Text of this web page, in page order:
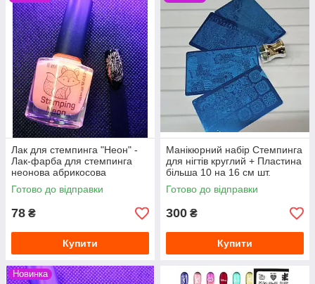
Лак для стемпинга "Неон" -
Лак-фарба для стемпинга
неонова абрикосова
STAMPING NEON 8мл
Готово до відправки
78 ₴
Купити
Манікюрний набір Стемпинга
для нігтів круглий + Пластина
більша 10 на 16 см шт.
Стемпинг вензелі Мереживо
Готово до відправки
300 ₴
Купити
Новинка